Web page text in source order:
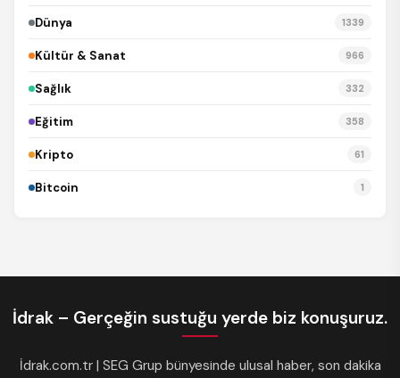
Dünya 1339
Kültür & Sanat 966
Sağlık 332
Eğitim 358
Kripto 61
Bitcoin 1
İdrak – Gerçeğin sustuğu yerde biz konuşuruz.
İdrak.com.tr | SEG Grup bünyesinde ulusal haber, son dakika